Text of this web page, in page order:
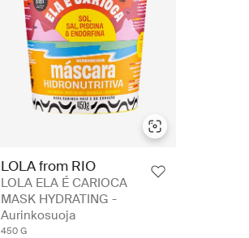
LOLA from RIO
LOLA ELA É CARIOCA
MASK HYDRATING -
Aurinkosuoja
450 G